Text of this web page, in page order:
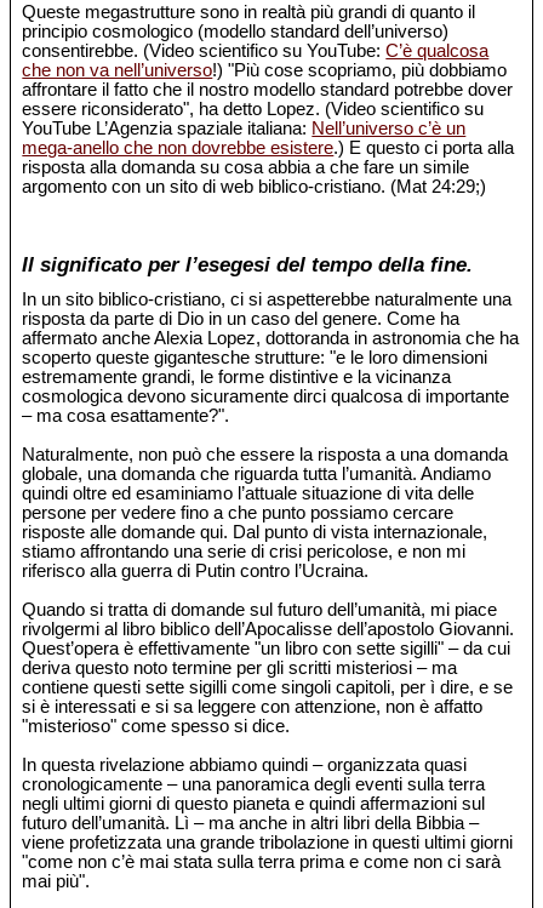
Queste megastrutture sono in realtà più grandi di quanto il
principio cosmologico (modello standard dell’universo)
consentirebbe. (Video scientifico su YouTube:C’è qualcosa
che non va nell’universo!) "Più cose scopriamo, più dobbiamo
affrontare il fatto che il nostro modello standard potrebbe dover
essere riconsiderato", ha detto Lopez. (Video scientifico su
YouTube L’Agenzia spaziale italiana: Nell’universo c’è un
mega-anello che non dovrebbe esistere.) E questo ci porta alla
risposta alla domanda su cosa abbia a che fare un simile
argomento con un sito di web biblico-cristiano. (Mat 24:29;)
Il significato per l’esegesi del tempo della fine.
In un sito biblico-cristiano, ci si aspetterebbe naturalmente una
risposta da parte di Dio in un caso del genere. Come ha
affermato anche Alexia Lopez, dottoranda in astronomia che ha
scoperto queste gigantesche strutture: "e le loro dimensioni
estremamente grandi, le forme distintive e la vicinanza
cosmologica devono sicuramente dirci qualcosa di importante
– ma cosa esattamente?".
Naturalmente, non può che essere la risposta a una domanda
globale, una domanda che riguarda tutta l’umanità. Andiamo
quindi oltre ed esaminiamo l’attuale situazione di vita delle
persone per vedere fino a che punto possiamo cercare
risposte alle domande qui. Dal punto di vista internazionale,
stiamo affrontando una serie di crisi pericolose, e non mi
riferisco alla guerra di Putin contro l’Ucraina.
Quando si tratta di domande sul futuro dell’umanità, mi piace
rivolgermi al libro biblico dell’Apocalisse dell’apostolo Giovanni.
Quest’opera è effettivamente "un libro con sette sigilli" – da cui
deriva questo noto termine per gli scritti misteriosi – ma
contiene questi sette sigilli come singoli capitoli, per ì dire, e se
si è interessati e si sa leggere con attenzione, non è affatto
"misterioso" come spesso si dice.
In questa rivelazione abbiamo quindi – organizzata quasi
cronologicamente – una panoramica degli eventi sulla terra
negli ultimi giorni di questo pianeta e quindi affermazioni sul
futuro dell’umanità. Lì – ma anche in altri libri della Bibbia –
viene profetizzata una grande tribolazione in questi ultimi giorni
"come non c’è mai stata sulla terra prima e come non ci sarà
mai più".